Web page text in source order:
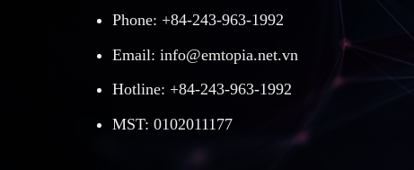
Phone: +84-243-963-1992
Email: info@emtopia.net.vn
Hotline: +84-243-963-1992
MST: 0102011177